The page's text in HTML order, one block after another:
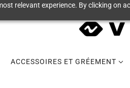
relevant experience. By clicking on
ACCESSOIRES ET GRÉEMENT